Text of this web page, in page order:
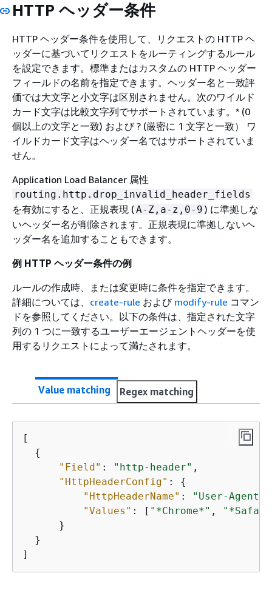
HTTP ヘッダー条件
HTTP ヘッダー条件を使用して、リクエストの HTTP ヘ
ッダーに基づいてリクエストをルーティングするルール
を設定できます。標準またはカスタムの HTTP ヘッダー
フィールドの名前を指定できます。ヘッダー名と一致評
価では大文字と小文字は区別されません。次のワイルド
カード文字は比較文字列でサポートされています。* (0
個以上の文字と一致) および ? (厳密に 1 文字と一致） ワ
イルドカード文字はヘッダー名ではサポートされていま
せん。
Application Load Balancer 属性
routing.http.drop_invalid_header_fields
を有効にすると、正規表現 (A-Z,a-z,0-9 ) に準拠しな
いヘッダー名が削除されます。正規表現に準拠しないヘ
ッダー名を追加することもできます。
例 HTTP ヘッダー条件の例
ルールの作成時、または変更時に条件を指定できます。
詳細については、 create-rule および modify-rule コマン
ドを参照してください。以下の条件は、指定された文字
列の 1 つに一致するユーザーエージェントヘッダーを使
用するリクエストによって満たされます。
Value matching Regex matching
[
{
"Field" : "http-header" ,
"HttpHeaderConfig" : {
"HttpHeaderName" : "User-Agent"
"Values" : [ "*Chrome*" ,
      }
  }
]